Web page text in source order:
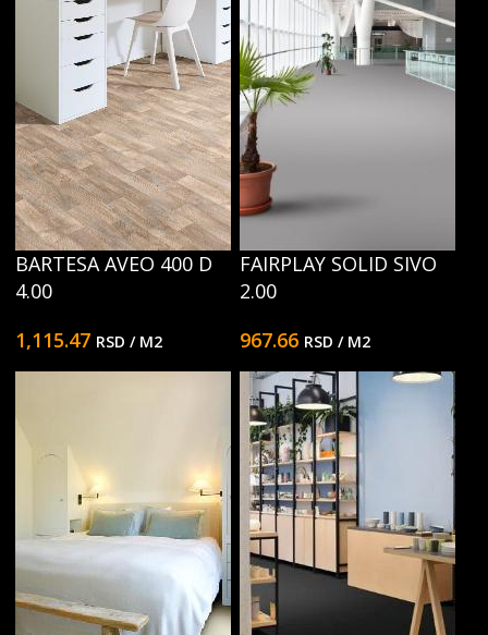
BARTESA AVEO 400 D
4.00
1,115.47 RSD / M2
FAIRPLAY SOLID SIVO
2.00
967.66 RSD / M2